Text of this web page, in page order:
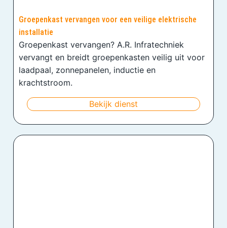
Groepenkast vervangen voor een veilige elektrische
installatie
Groepenkast vervangen? A.R. Infratechniek
vervangt en breidt groepenkasten veilig uit voor
laadpaal, zonnepanelen, inductie en
krachtstroom.
Bekijk dienst